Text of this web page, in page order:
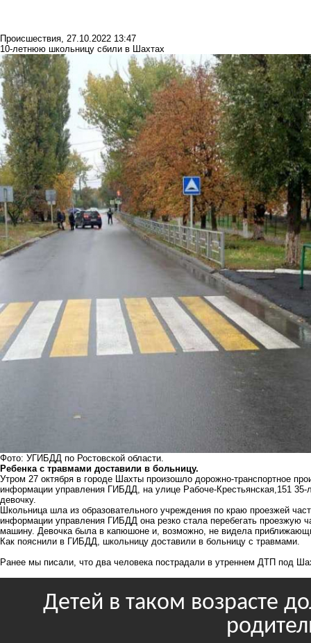
Происшествия, 27.10.2022 13:47
10-летнюю школьницу сбили в Шахтах
Фото: УГИБДД по Ростовской области.
Ребенка с травмами доставили в больницу.
Утром 27 октября в городе Шахты произошло дорожно-транспортное
информации управления ГИБДД, на улице Рабоче-Крестьянская,151
девочку.
Школьница шла из образовательного учреждения по краю проезжей
информации управления ГИБДД она резко стала перебегать проезжую
машину. Девочка была в капюшоне и, возможно, не видела
Как пояснили в ГИБДД, школьницу доставили в больницу с травмами.
Ранее мы писали, что два человека пострадали в утреннем ДТП под